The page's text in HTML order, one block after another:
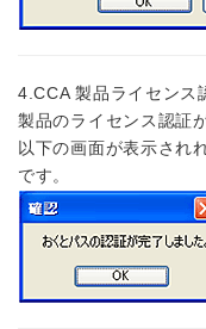
4.CCA 製品ライセンス
製品のライセンス認証
以下の画面が表示され
です。